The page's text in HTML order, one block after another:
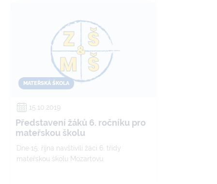
MATEŘSKÁ ŠKOLA
15.10.2019
Představení žáků 6. ročníku pro
mateřskou školu
Dne 15. října navštívili žáci 6. třídy
mateřskou školu Mozartovu.